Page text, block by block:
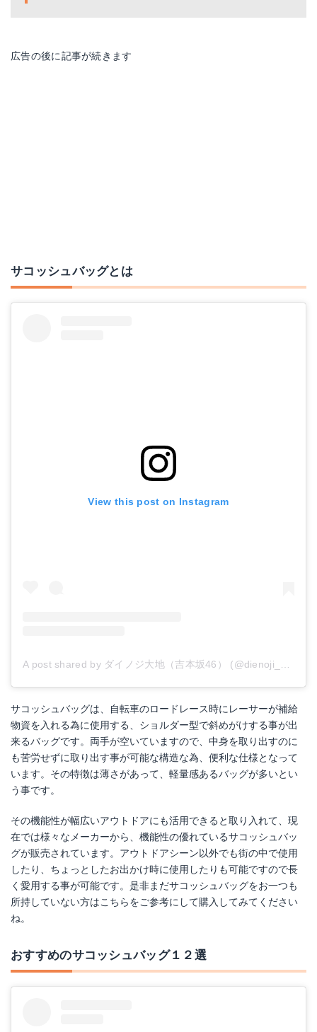
広告の後に記事が続きます
楽天で詳細を見る
サコッシュバッグとは
View this post on Instagram
A post shared by ダイノジ大地（吉本坂46） (@dienoji_ohchi)
サコッシュバッグは、自転車のロードレース時にレーサーが補給
物資を入れる為に使用する、ショルダー型で斜めがけする事が出
来るバッグです。両手が空いていますので、中身を取り出すのに
も苦労せずに取り出す事が可能な構造な為、便利な仕様となって
います。その特徴は薄さがあって、軽量感あるバッグが多いとい
う事です。
その機能性が幅広いアウトドアにも活用できると取り入れて、現
在では様々なメーカーから、機能性の優れているサコッシュバッ
グが販売されています。アウトドアシーン以外でも街の中で使用
したり、ちょっとしたお出かけ時に使用したりも可能ですので長
く愛用する事が可能です。是非まだサコッシュバッグをお一つも
所持していない方はこちらをご参考にして購入してみてください
ね。
おすすめのサコッシュバッグ１２選